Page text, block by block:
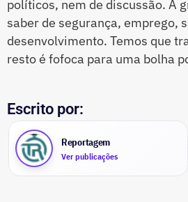
políticos, nem de discussão. A
saber de segurança, emprego,
desenvolvimento. Temos que
resto é fofoca para uma bolha
Escrito por:
Reportagem
Ver publicações